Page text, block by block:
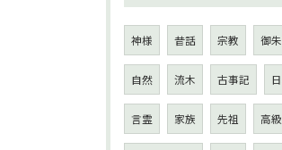
神様 昔話 宗教 御
自然 流木 古事記
言霊 家族 先祖 高